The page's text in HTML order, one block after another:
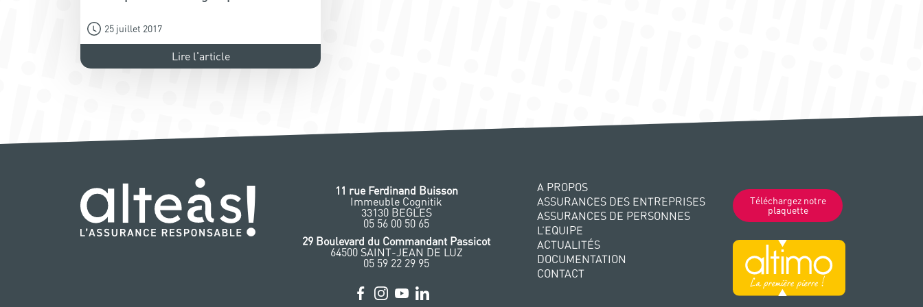
25 juillet 2017
Lire l'article
11 rue Ferdinand Buisson
Immeuble Cognitik
33130 BEGLES
‭05 56 00 50 65
‭29 Boulevard du Commandant Passicot
64500 SAINT-JEAN DE LUZ
05 59 22 29 95
A PROPOS
ASSURANCES DES ENTREPRISES
ASSURANCES DE PERSONNES
L’EQUIPE
ACTUALITÉS
DOCUMENTATION
CONTACT
Téléchargez notre
plaquette